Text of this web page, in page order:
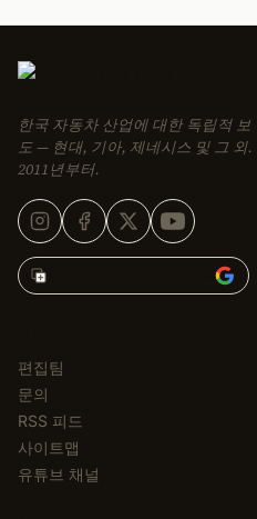
한국 자동차 산업에 대한 독립적 보
도 — 현대, 기아, 제네시스 및 그 외.
2011년부터.
Korean Car Blog 추가 →
편집팀
문의
RSS 피드
사이트맵
유튜브 채널